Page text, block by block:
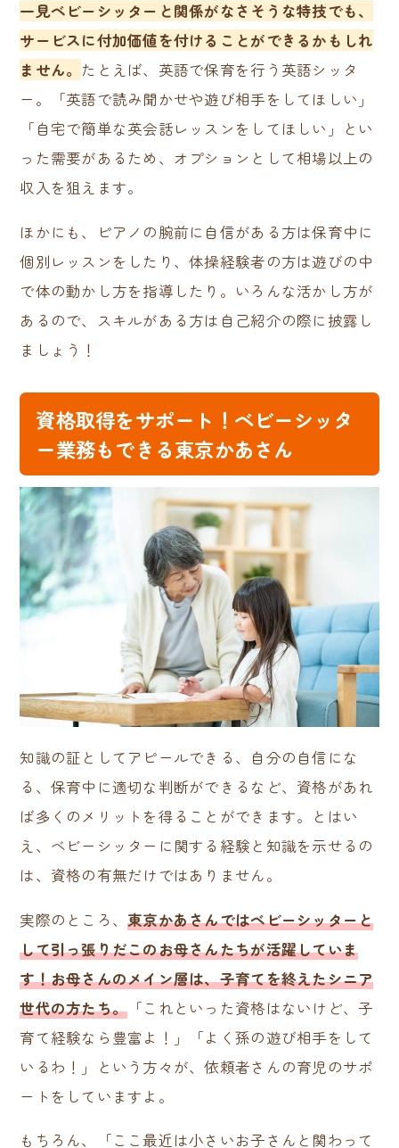
一見ベビーシッターと関係がなさそうな特技でも、
サービスに付加価値を付けることができるかもしれ
ません。 たとえば、英語で保育を行う英語シッタ
ー。「英語で読み聞かせや遊び相手をしてほしい」
「自宅で簡単な英会話レッスンをしてほしい」とい
った需要があるため、オプションとして相場以上の
収入を狙えます。
ほかにも、ピアノの腕前に自信がある方は保育中に
個別レッスンをしたり、体操経験者の方は遊びの中
で体の動かし方を指導したり。いろんな活かし方が
あるので、スキルがある方は自己紹介の際に披露し
ましょう！
資格取得をサポート！ベビーシッタ
ー業務もできる東京かあさん
知識の証としてアピールできる、自分の自信にな
る、保育中に適切な判断ができるなど、資格があれ
ば多くのメリットを得ることができます。とはい
え、ベビーシッターに関する経験と知識を示せるの
は、資格の有無だけではありません。
実際のところ、東京かあさんではベビーシッターと
して引っ張りだこのお母さんたちが活躍していま
す！お母さんのメイン層は、子育てを終えたシニア
世代の方たち。 「これといった資格はないけど、子
育て経験なら豊富よ！」「よく孫の遊び相手をして
いるわ！」という方々が、依頼者さんの育児のサポ
ートをしていますよ。
もちろん、「ここ最近は小さいお子さんと関わって